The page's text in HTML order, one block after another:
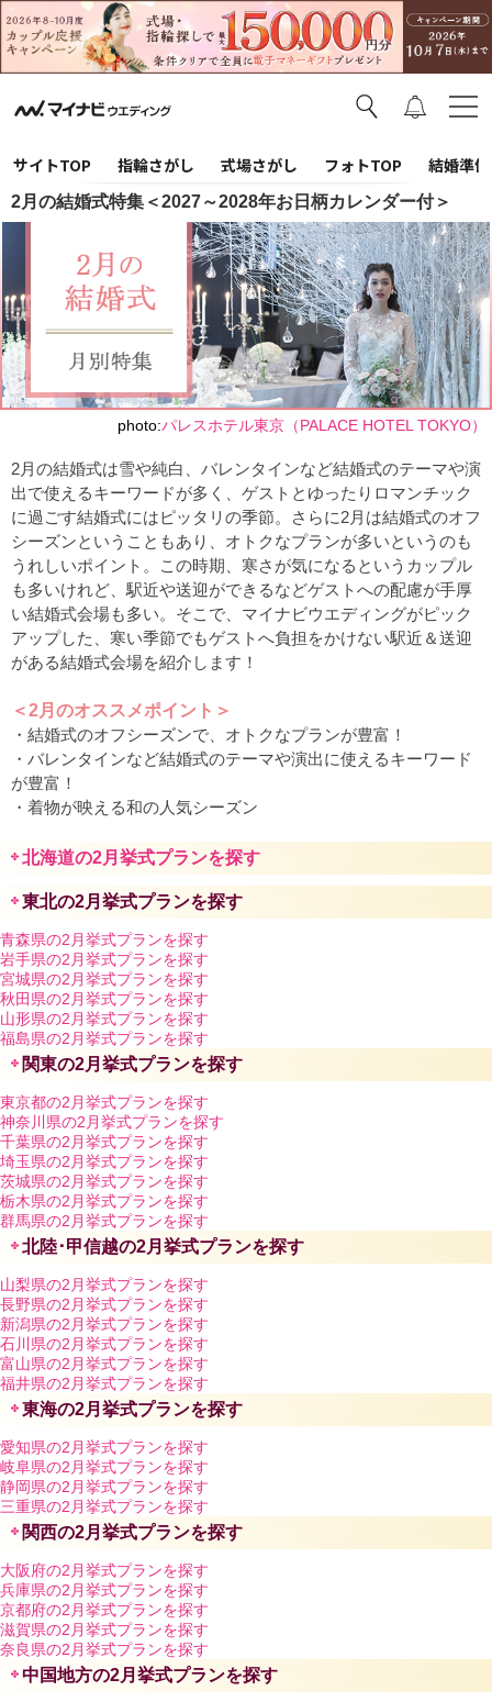
サイトTOP 指輪さがし 式場さがし フォトTOP 結婚準
2月の結婚式特集＜2027～2028年お日柄カレンダー付＞
photo:パレスホテル東京（PALACE HOTEL TOKYO）
2月の結婚式は雪や純白、バレンタインなど結婚式のテーマや演
出で使えるキーワードが多く、ゲストとゆったりロマンチック
に過ごす結婚式にはピッタリの季節。さらに2月は結婚式のオフ
シーズンということもあり、オトクなプランが多いというのも
うれしいポイント。この時期、寒さが気になるというカップル
も多いけれど、駅近や送迎ができるなどゲストへの配慮が手厚
い結婚式会場も多い。そこで、マイナビウエディングがピック
アップした、寒い季節でもゲストへ負担をかけない駅近＆送迎
がある結婚式会場を紹介します！
＜2月のオススメポイント＞
・結婚式のオフシーズンで、オトクなプランが豊富！
・バレンタインなど結婚式のテーマや演出に使えるキーワード
が豊富！
・着物が映える和の人気シーズン
北海道の2月挙式プランを探す
東北の2月挙式プランを探す
青森県の2月挙式プランを探す
岩手県の2月挙式プランを探す
宮城県の2月挙式プランを探す
秋田県の2月挙式プランを探す
山形県の2月挙式プランを探す
福島県の2月挙式プランを探す
関東の2月挙式プランを探す
東京都の2月挙式プランを探す
神奈川県の2月挙式プランを探す
千葉県の2月挙式プランを探す
埼玉県の2月挙式プランを探す
茨城県の2月挙式プランを探す
栃木県の2月挙式プランを探す
群馬県の2月挙式プランを探す
北陸･甲信越の2月挙式プランを探す
山梨県の2月挙式プランを探す
長野県の2月挙式プランを探す
新潟県の2月挙式プランを探す
石川県の2月挙式プランを探す
富山県の2月挙式プランを探す
福井県の2月挙式プランを探す
東海の2月挙式プランを探す
愛知県の2月挙式プランを探す
岐阜県の2月挙式プランを探す
静岡県の2月挙式プランを探す
三重県の2月挙式プランを探す
関西の2月挙式プランを探す
大阪府の2月挙式プランを探す
兵庫県の2月挙式プランを探す
京都府の2月挙式プランを探す
滋賀県の2月挙式プランを探す
奈良県の2月挙式プランを探す
中国地方の2月挙式プランを探す